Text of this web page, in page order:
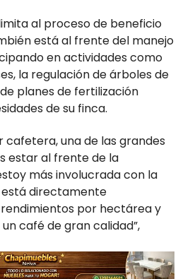
al proceso de beneficio
está al frente del manejo
en actividades como
la regulación de árboles de
planes de fertilización
de su finca.
cafetera, una de las grandes
estar al frente de la
más involucrada con la
directamente
por hectárea y
café de gran calidad”,